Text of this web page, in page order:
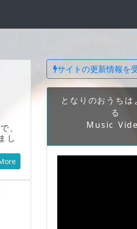
、
し
サイトの更新情報を
となりのおうちは
る
Music